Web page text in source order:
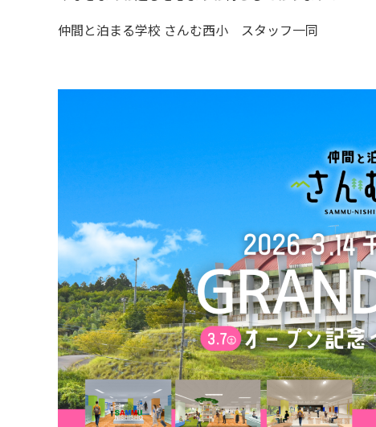
仲間と泊まる学校 さんむ西小 スタッフ一同